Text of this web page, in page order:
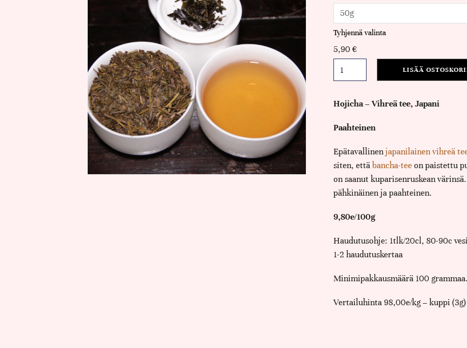
Tyhjennä valinta
5,90€
LISÄÄ
Hojicha – Vihreä tee, Japani
Paahteinen
Epätavallinenjapanilainen vihreä
siten, että bancha-teeon paistettu
on saanut kuparisenruskean
pähkinäinen ja paahteinen.
9,80e/100g
Haudutusohje: 1tlk/20cl, 80-90c
1-2 haudutuskertaa
Minimipakkausmäärä 100 grammaa.
Vertailuhinta 98,00e/kg – kuppi